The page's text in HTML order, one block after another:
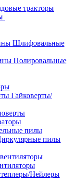
тракторы
Шлифовальные
Полировальные
Гайковерты/
пилы
пилы
Нейлеры